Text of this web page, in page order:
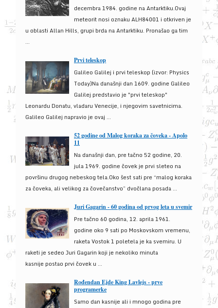
decembra 1984. godine na Antarktiku.Ovaj
meteorit nosi oznaku ALH84001 i otkriven je
u oblasti Allan Hills, grupi brda na Antarktiku. Pronašao ga tim
...
Prvi teleskop
Galileo Galilej i prvi teleskop (izvor: Physics
Today)Na današnji dan 1609. godine Galileo
Galilej predstavio je "prvi teleskop"
Leonardu Donatu, vladaru Venecije, i njegovim savetnicima.
Galileo Galilej napravio je ovaj ...
52 godine od Malog koraka za čoveka - Apolo
11
Na današnji dan, pre tačno 52 godine, 20.
jula 1969. godine čovek je prvi sleteo na
površinu drugog nebeskog tela.Oko šest sati pre “malog koraka
za čoveka, ali velikog za čovečanstvo” dvočlana posada ...
Juri Gagarin - 60 godina od prvog leta u svemir
Pre tačno 60 godina, 12. aprila 1961.
godine oko 9 sati po Moskovskom vremenu,
raketa Vostok 1 poletela je ka svemiru. U
raketi je sedeo Juri Gagarin koji je nekoliko minuta
kasnije postao prvi čovek u ...
Rođendan Ejde King Lavlejs - prve
programerke
Samo dan kasnije ali i mnogo godina pre